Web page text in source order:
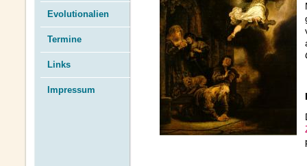
Evolutionalien
Termine
Links
Impressum